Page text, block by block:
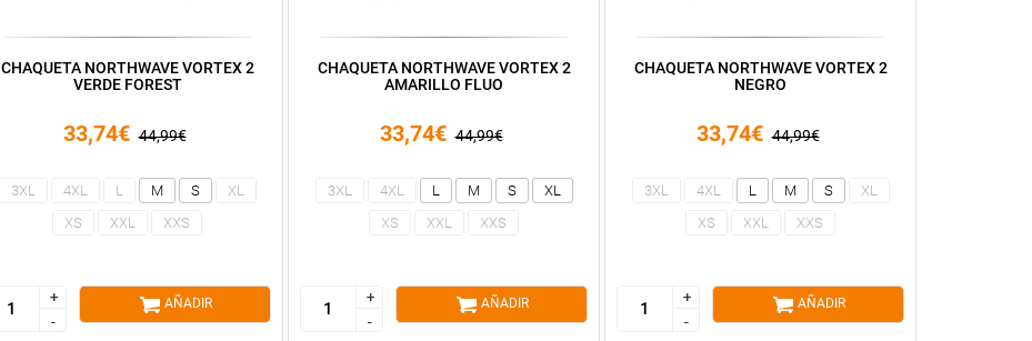
CHAQUETA NORTHWAVE VORTEX 2
VERDE FOREST
33,74€ 44,99€
3XL 4XL L M S
XL
XS
XXL XXS
+
-
+
-
AÑADIR
CHAQUETA NORTHWAVE VORTEX 2
AMARILLO FLUO
33,74€ 44,99€
3XL 4XL L M S
XL
XS
XXL XXS
+
-
+
-
AÑADIR
CHAQUETA NORTHWAVE VORTEX 2
NEGRO
33,74€ 44,99€
3XL 4XL L M S
XL
XS
XXL XXS
+
-
+
-
AÑADIR